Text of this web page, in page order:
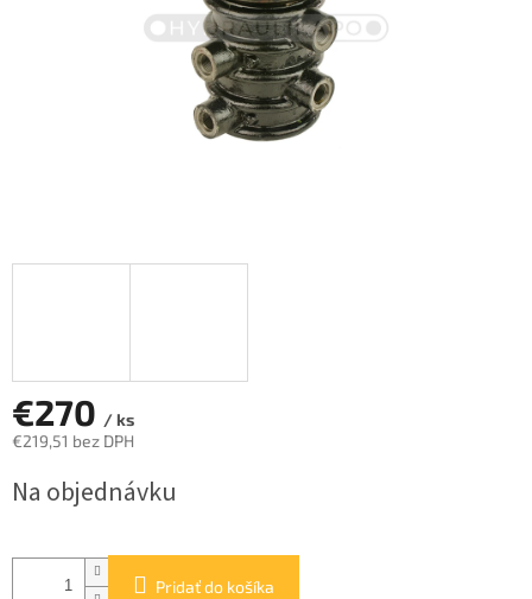
€270 / ks
€219,51 bez DPH
cena:
Na objednávku
Pridať do košíka